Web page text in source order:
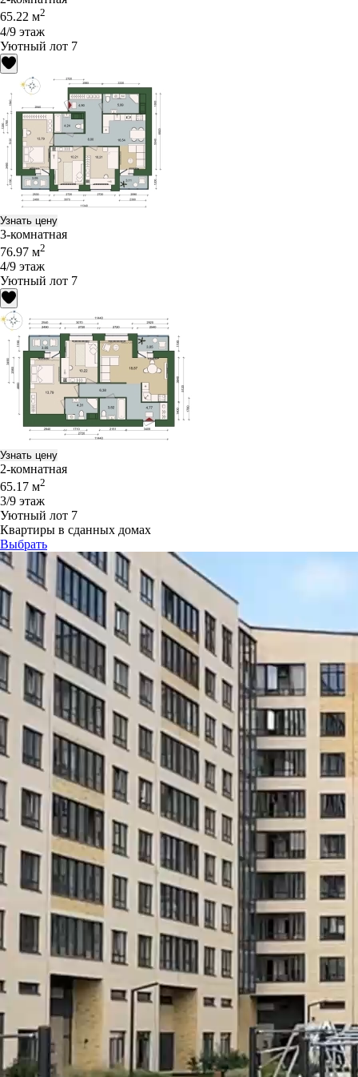
65.22 м2
4/9 этаж
Уютный лот 7
Узнать цену
3-комнатная
76.97 м2
4/9 этаж
Уютный лот 7
Узнать цену
2-комнатная
65.17 м2
3/9 этаж
Уютный лот 7
Квартиры в сданных домах
Выбрать